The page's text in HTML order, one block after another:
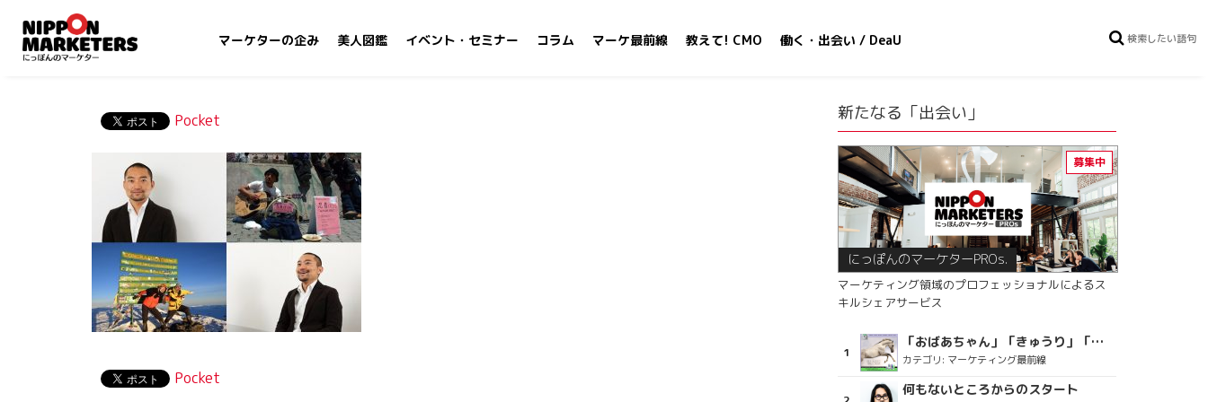
マーケターの企み 美人図鑑 イベント・セミナー コラム マーケ最前線 教えて! CMO 働く・出会い / DeaU
Pocket
Pocket
新たなる「出会い」
にっぽんのマーケターPROs.
マーケティング領域のプロフェッショナルによるス
キルシェアサービス
「おばあちゃん」「きゅうり」「ディスコで踊るおじさん」をCM素材に使った、「気持ちよさ」が売りの意外な商品とは？
カテゴリ: マーケティング最前線
何もないところからのスタート